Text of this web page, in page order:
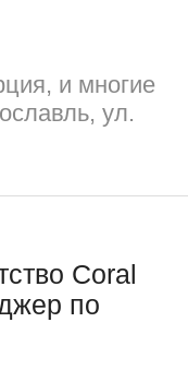
и многие
ул.
Coral
по